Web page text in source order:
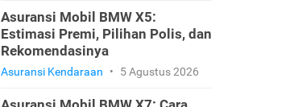
Asuransi Mobil BMW X5:
Estimasi Premi, Pilihan Polis, dan
Rekomendasinya
Asuransi Kendaraan • 5 Agustus 2026